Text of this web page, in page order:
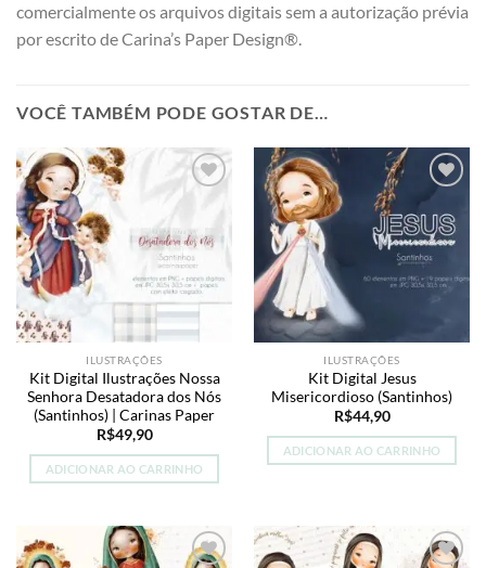
comercialmente os arquivos digitais sem a autorização prévia
por escrito de Carina’s Paper Design®.
VOCÊ TAMBÉM PODE GOSTAR DE…
ILUSTRAÇÕES
Kit Digital Ilustrações Nossa
Senhora Desatadora dos Nós
(Santinhos) | Carinas Paper
R$49,90
ADICIONAR AO CARRINHO
Add to
wishlist
ILUSTRAÇÕES
Kit Digital Jesus
Misericordioso (Santinhos)
R$44,90
ADICIONAR AO CARRINHO